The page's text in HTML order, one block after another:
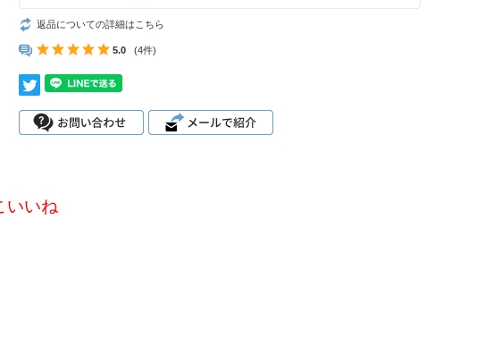
返品についての詳細はこちら
5.0 (4件)
いいね